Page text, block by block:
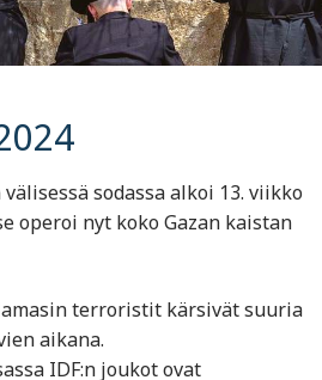
Hae:
sodassa alkoi 13. viikko
operoi nyt koko Gazan kaistan
terroristit kärsivät suuria
aikana.
IDF:n joukot ovat